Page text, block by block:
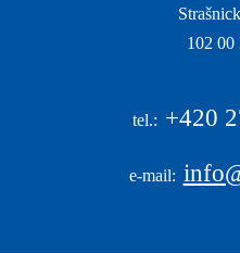
102 00
tel.: +420
e-mail: